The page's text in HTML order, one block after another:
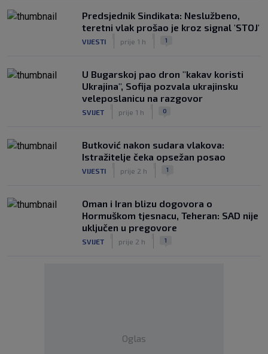
Predsjednik Sindikata: Neslužbeno,
teretni vlak prošao je kroz signal 'STOJ'
VIJESTI prije 1 h 1
U Bugarskoj pao dron "kakav koristi
Ukrajina", Sofija pozvala ukrajinsku
veleposlanicu na razgovor
SVIJET prije 1 h 0
Butković nakon sudara vlakova:
Istražitelje čeka opsežan posao
VIJESTI prije 2 h 1
Oman i Iran blizu dogovora o
Hormuškom tjesnacu, Teheran: SAD nije
uključen u pregovore
SVIJET prije 2 h 1
Oglas